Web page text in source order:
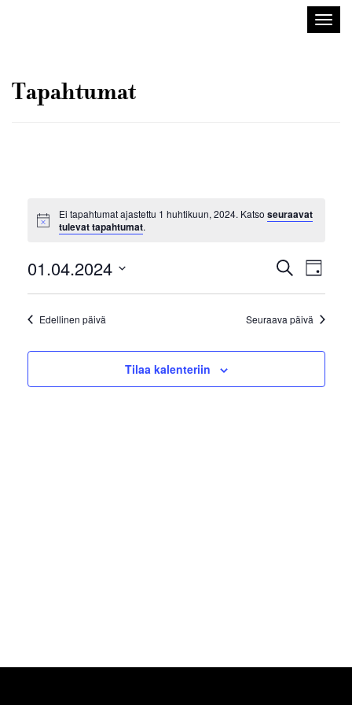
Tapahtumat
Ei tapahtumat ajastettu 1 huhtikuun, 2024. Katso seuraavat
tulevat tapahtumat.
Näkymät
navigointi
Etsi
Views
Päivä
01.04.2024
Edellinen päivä Seuraava päivä
Tilaa kalenteriin